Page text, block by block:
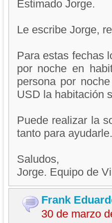
Estimado Jorge.
Le escribe Jorge,
Para estas fechas
por noche en
persona por
USD la habitación
Puede realizar la
tanto para ayudarle.
Saludos,
Jorge. Equipo de
Frank
30 de marzo